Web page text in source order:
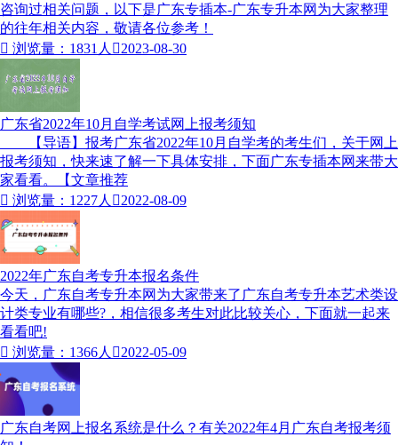
咨询过相关问题，以下是广东专插本-广东专升本网为大家整理
的往年相关内容，敬请各位参考！
 浏览量：1831人 2023-08-30
广东省2022年10月自学考试网上报考须知
【导语】报考广东省2022年10月自学考的考生们，关于网上
报考须知，快来速了解一下具体安排，下面广东专插本网来带大
家看看。【文章推荐
 浏览量：1227人 2022-08-09
2022年广东自考专升本报名条件
今天，广东自考专升本网为大家带来了广东自考专升本艺术类设
计类专业有哪些?，相信很多考生对此比较关心，下面就一起来
看看吧!
 浏览量：1366人 2022-05-09
广东自考网上报名系统是什么？有关2022年4月广东自考报考须